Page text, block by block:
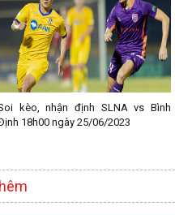
kèo, nhận định SLNA vs Bình
18h00 ngày 25/06/2023